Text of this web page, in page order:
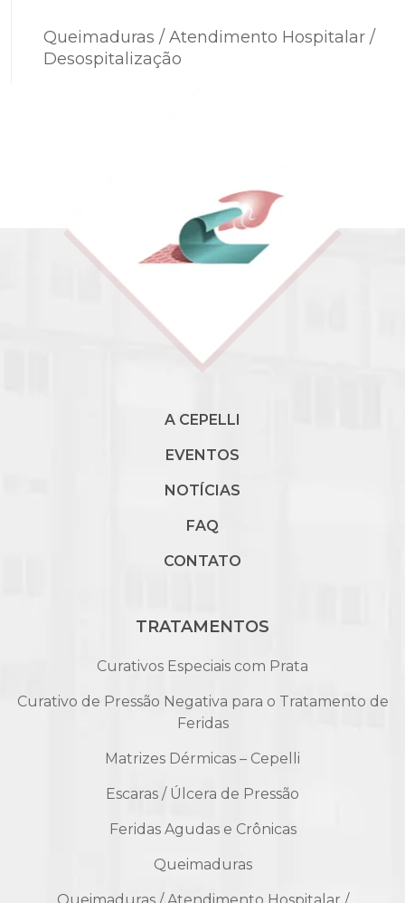
Queimaduras / Atendimento Hospitalar /
Desospitalização
A CEPELLI
EVENTOS
NOTÍCIAS
FAQ
CONTATO
TRATAMENTOS
Curativos Especiais com Prata
Curativo de Pressão Negativa para o Tratamento de
Feridas
Matrizes Dérmicas – Cepelli
Escaras / Úlcera de Pressão
Feridas Agudas e Crônicas
Queimaduras